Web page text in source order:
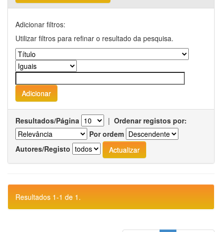
Adicionar filtros:
Utilizar filtros para refinar o resultado da pesquisa.
Resultados/Página | Ordenar registos por:
Por ordem
Autores/Registo
Resultados 1-1 de 1.